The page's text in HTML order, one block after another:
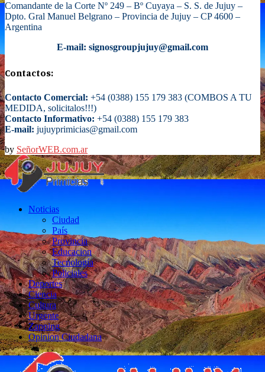
Comandante de la Corte Nº 249 – Bº Cuyaya – S. S. de Jujuy –
Dpto. Gral Manuel Belgrano – Provincia de Jujuy – CP 4600 –
Argentina
E-mail: signosgroupjujuy@gmail.com
Contactos:
Contacto Comercial: +54 (0388) 155 179 383 (COMBOS A TU
MEDIDA, solicitalos!!!)
Contacto Informativo: +54 (0388) 155 179 383
E-mail: jujuyprimicias@gmail.com
by SeñorWEB.com.ar
Noticias
Ciudad
País
Provincia
Educacion
Tecnología
Policiales
Deportes
Ciencia
Cultura
Urgente
Zapping
Opinion Ciudadana